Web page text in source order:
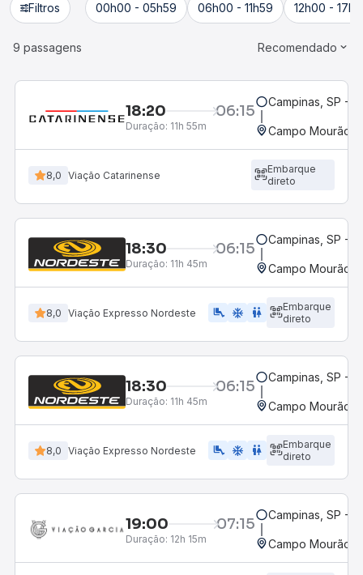
Filtros 00h00 - 05h59 06h00 - 11h59 12h00 -
9 passagens Recomendado
18:20 06:15
Duração: 11h 55m
Campinas, SP -
Campo Mourão,
8,0 Viação Catarinense
Embarque
direto
18:30 06:15
Duração: 11h 45m
Campinas, SP -
Campo Mourão,
8,0 Viação Expresso Nordeste airline_seat_legroom_extra ac_unit WC
Embarque
direto
18:30 06:15
Duração: 11h 45m
Campinas, SP -
Campo Mourão,
8,0 Viação Expresso Nordeste airline_seat_legroom_extra ac_unit wc
Embarque
direto
19:00 07:15
Duração: 12h 15m
Campinas, SP -
Campo Mourão,